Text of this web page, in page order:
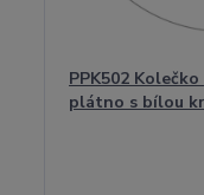
PPK502
plátno s bílou